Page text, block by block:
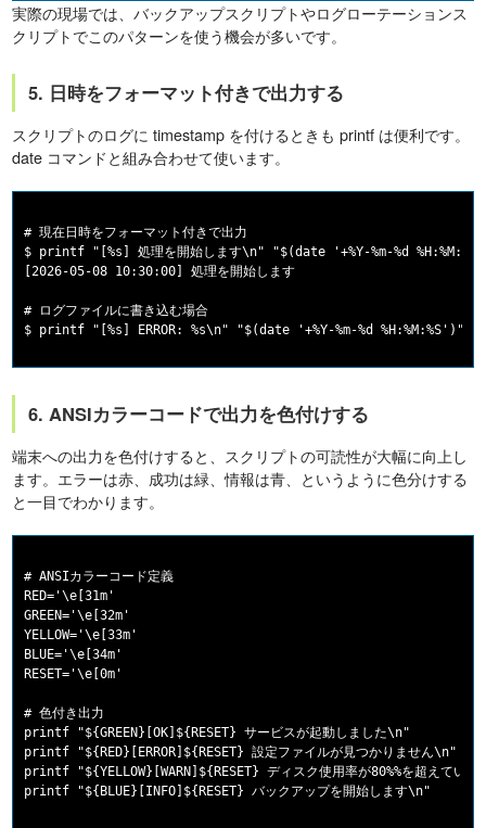
実際の現場では、バックアップスクリプトやログローテーションス
クリプトでこのパターンを使う機会が多いです。
5. 日時をフォーマット付きで出力する
スクリプトのログに timestamp を付けるときも printf は便利です。
date コマンドと組み合わせて使います。
# 現在日時をフォーマット付きで出力
$ printf "[%s] 処理を開始します\n" "$(date '+%Y-%m-%d
[2026-05-08 10:30:00] 処理を開始します
# ログファイルに書き込む場合
6. ANSIカラーコードで出力を色付けする
端末への出力を色付けすると、スクリプトの可読性が大幅に向上し
ます。エラーは赤、成功は緑、情報は青、というように色分けする
と一目でわかります。
# ANSIカラーコード定義
RED='\e[31m'
GREEN='\e[32m'
YELLOW='\e[33m'
BLUE='\e[34m'
RESET='\e[0m'
# 色付き出力
printf "${GREEN}[OK]${RESET} サービスが起動しました\n"
printf "${RED}[ERROR]${RESET} 設定ファイルが見つかりません\n"
printf "${YELLOW}[WARN]${RESET} ディスク使用率が80%%を超えてい